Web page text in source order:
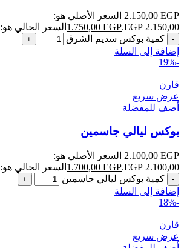
2.150,00EGP
السعر الأصلي هو:
2.150,00 EGP.
1.750,00 EGP
السعر الحالي هو: 1.750,00 EGP.
كمية بوكس سديم الشرق
إضافة إلى السلة
-19%
قارن
عرض سريع
أضف للمفضلة
بوكس ليالي جاسمين
2.100,00EGP
السعر الأصلي هو:
2.100,00 EGP.
1.700,00 EGP
السعر الحالي هو: 1.700,00 EGP.
كمية بوكس ليالي جاسمين
إضافة إلى السلة
-18%
قارن
عرض سريع